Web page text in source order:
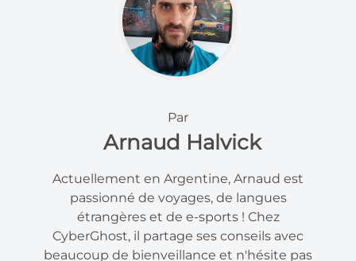
Par
Arnaud Halvick
Actuellement en Argentine, Arnaud est
passionné de voyages, de langues
étrangères et de e-sports ! Chez
CyberGhost, il partage ses conseils avec
beaucoup de bienveillance et n'hésite pas